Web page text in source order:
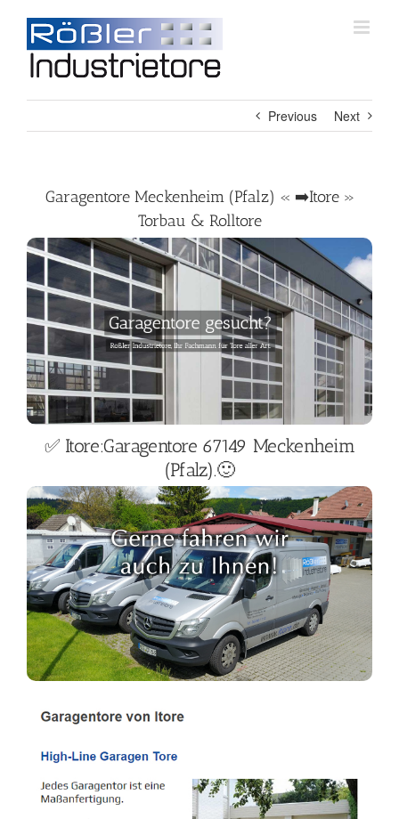
content
Previous Next
Garagentore Meckenheim (Pfalz) « ➡️Itore »
Torbau & Rolltore
✅ Itore:Garagentore 67149 Meckenheim
(Pfalz).🙂